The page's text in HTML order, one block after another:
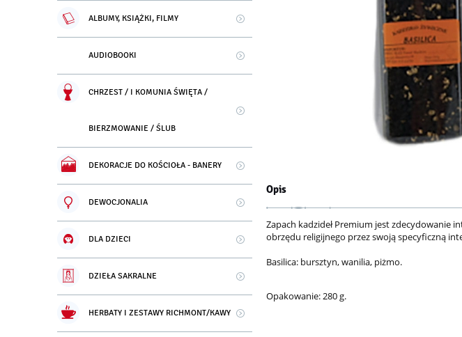
ALBUMY, KSIĄŻKI, FILMY
AUDIOBOOKI
CHRZEST / I KOMUNIA ŚWIĘTA /
BIERZMOWANIE / ŚLUB
DEKORACJE DO KOŚCIOŁA - BANERY
DEWOCJONALIA
DLA DZIECI
DZIEŁA SAKRALNE
HERBATY I ZESTAWY RICHMONT/KAWY
Opis
Zapach kadzideł Premium jest zdecydowanie
obrzędu religijnego przez swoją specyficzną
Basilica: bursztyn, wanilia, piżmo.
Opakowanie: 280 g.